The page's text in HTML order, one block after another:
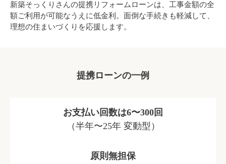
新築そっくりさんの提携リフォームローンは、工事金額の全
額ご利用が可能なうえに低金利。面倒な手続きも軽減して、
理想の住まいづくりを応援します。
提携ローンの一例
お支払い回数は6〜300回
（半年〜25年 変動型）
原則無担保